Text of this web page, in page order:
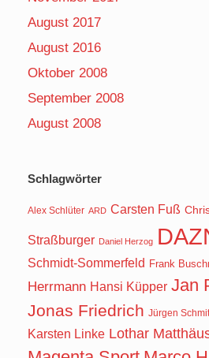
August 2017
August 2016
Oktober 2008
September 2008
August 2008
Schlagwörter
Alex Schlüter ARD Carsten Fuß
Straßburger Daniel Herzog
Schmidt-Sommerfeld Frank
Herrmann Hansi Küpper Jan
Jonas Friedrich Jürgen
Karsten Linke Lothar